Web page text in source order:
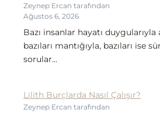
Zeynep Ercan tarafından
Ağustos 6, 2026
Bazı insanlar hayatı duygularıyla
bazıları mantığıyla, bazıları ise
sorular...
Lilith Burçlarda Nasıl Çalışır?
Zeynep Ercan tarafından